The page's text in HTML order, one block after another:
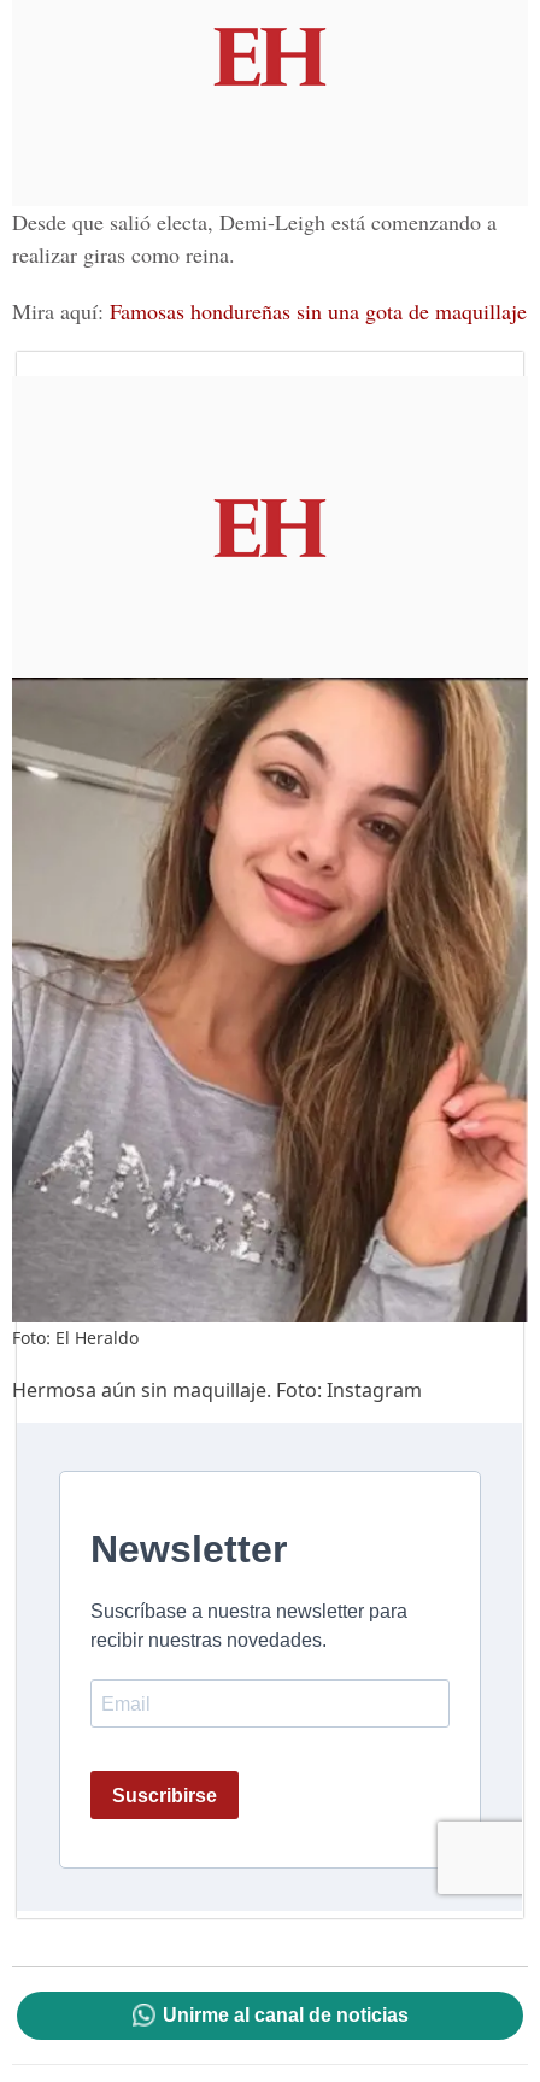
Desde que salió electa, Demi-Leigh está comenzando a
realizar giras como reina.
Mira aquí: Famosas hondureñas sin una gota de maquillaje
Foto: El Heraldo
Hermosa aún sin maquillaje. Foto: Instagram
Unirme al canal de noticias